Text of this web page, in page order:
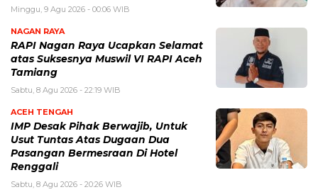
Minggu, 9 Agu 2026 - 00:06 WIB
NAGAN RAYA
RAPI Nagan Raya Ucapkan Selamat
atas Suksesnya Muswil VI RAPI Aceh
Tamiang
Sabtu, 8 Agu 2026 - 22:19 WIB
ACEH TENGAH
IMP Desak Pihak Berwajib, Untuk
Usut Tuntas Atas Dugaan Dua
Pasangan Bermesraan Di Hotel
Renggali
Sabtu, 8 Agu 2026 - 20:26 WIB